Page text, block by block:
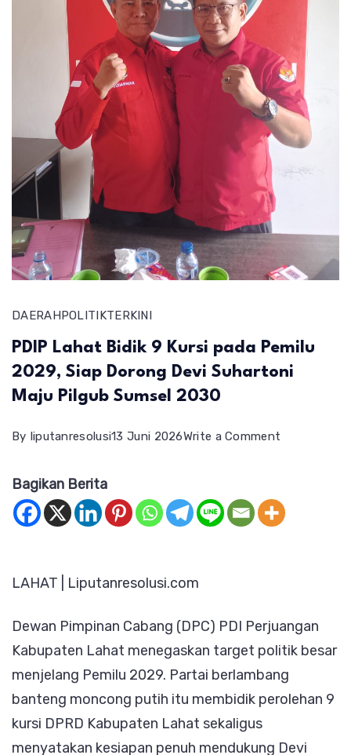
DAERAHPOLITIKTERKINI
PDIP Lahat Bidik 9 Kursi pada Pemilu
2029, Siap Dorong Devi Suhartoni
Maju Pilgub Sumsel 2030
By liputanresolusi13 Juni 2026Write a Comment
Bidik
2029,
Siap
Dorong
Devi
Maju
Bagikan Berita
LAHAT | Liputanresolusi.com
Dewan Pimpinan Cabang (DPC) PDI Perjuangan
Kabupaten Lahat menegaskan target politik besar
menjelang Pemilu 2029. Partai berlambang
banteng moncong putih itu membidik perolehan 9
kursi DPRD Kabupaten Lahat sekaligus
menyatakan kesiapan penuh mendukung Devi